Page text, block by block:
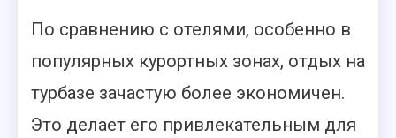
По сравнению с отелями, особенно в
популярных курортных зонах, отдых на
турбазе зачастую более экономичен.
Это делает его привлекательным для